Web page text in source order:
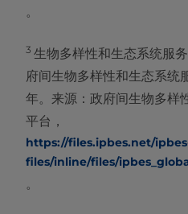
。
3 生物多样性和生态系统服
府间生物多样性和生态系统
年。来源：政府间生物多样
平台，
https://files.ipbes.net/
files/inline/files/
。